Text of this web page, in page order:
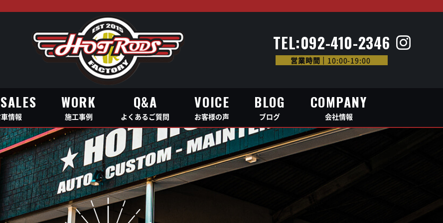
TEL:092-410-2346
営業時間｜ 10:00-19:00
情報
WORK
施工事例
Q&A
よくあるご質問
VOICE
お客様の声
BLOG
ブログ
COMPANY
会社情報
WORK
施工事例
Q&A
よくあるご質問
VOICE BLOG COMPANY